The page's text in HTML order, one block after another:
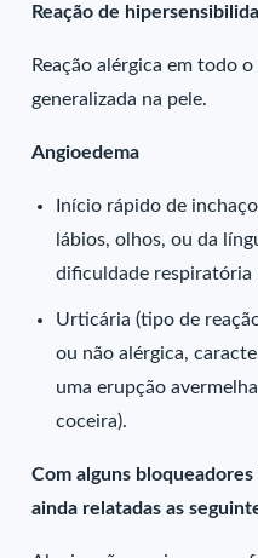
Reação de
Reação alérgica em todo
generalizada na pele.
Angioedema
Início rápido de
lábios, olhos, ou da
dificuldade respiratória
Urticária (tipo de
ou não alérgica,
uma erupção
coceira).
Com alguns
ainda relatadas as